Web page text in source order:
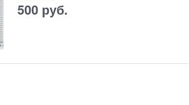
500 руб.